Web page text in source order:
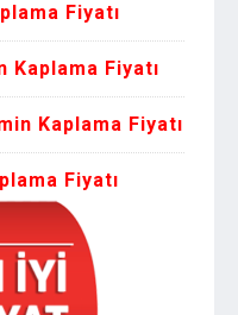
Fiyatı
Fiyatı
Kaplama Fiyatı
Fiyatı